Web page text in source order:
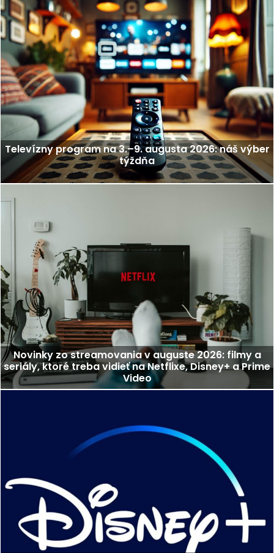
Televízny program na 3.–9. augusta 2026: náš výber
týždňa
Novinky zo streamovania v auguste 2026: filmy a
seriály, ktoré treba vidieť na Netflixe, Disney+ a Prime
Video